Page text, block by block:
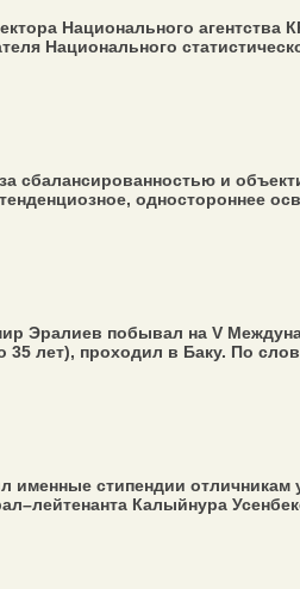
Национального
Национального
сбалансированностью и
одностороннее
Эралиев побывал на V
лет), проходил в Баку. По
именные стипендии
Калыйнура